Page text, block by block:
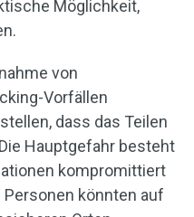
Möglichkeit,
von
Vorfällen
dass das Teilen
Hauptgefahr besteht
kompromittiert
könnten auf